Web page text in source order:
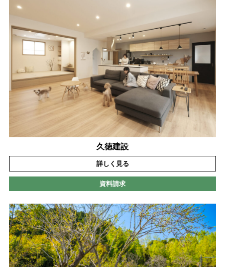
久徳建設
詳しく見る
資料請求